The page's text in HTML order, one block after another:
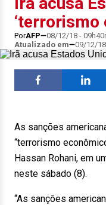
‘terrorismo
PorAFP 08/12/18 -
Atualizado em
09/12/
As sanções
“terrorismo
Hassan Rohani, em
neste sábado (8).
“As sanções